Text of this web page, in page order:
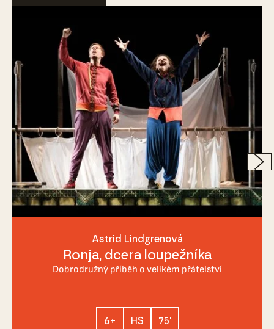
Astrid Lindgrenová
Ronja, dcera loupežníka
Dobrodružný příběh o velikém přátelství
6+ HS 75'